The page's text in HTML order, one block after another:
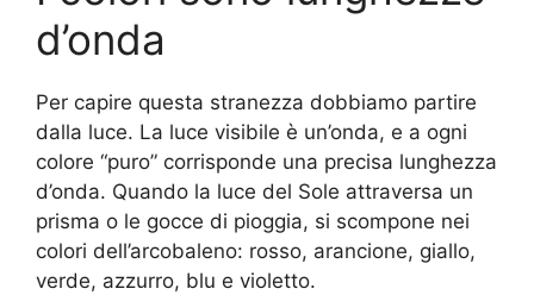
d’onda
Per capire questa stranezza dobbiamo partire
dalla luce. La luce visibile è un’onda, e a ogni
colore “puro” corrisponde una precisa lunghezza
d’onda. Quando la luce del Sole attraversa un
prisma o le gocce di pioggia, si scompone nei
colori dell’arcobaleno: rosso, arancione, giallo,
verde, azzurro, blu e violetto.